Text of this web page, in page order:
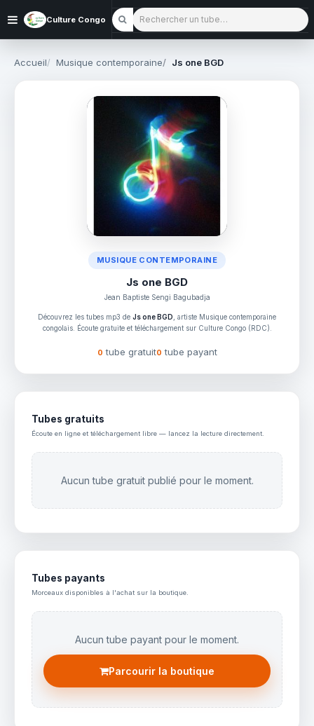
Culture Congo Rechercher un tube
Accueil Musique contemporaine Js one BGD
MUSIQUE CONTEMPORAINE
Js one BGD
Jean Baptiste Sengi Bagubadja
Découvrez les tubes mp3 de Js one BGD , artiste Musique contemporaine
congolais. Écoute gratuite et téléchargement sur Culture Congo (RDC).
0 tube gratuit0 tube payant
Tubes gratuits
Écoute en ligne et téléchargement libre — lancez la lecture directement.
Aucun tube gratuit publié pour le moment.
Tubes payants
Morceaux disponibles à l'achat sur la boutique.
Aucun tube payant pour le moment.
Parcourir la boutique